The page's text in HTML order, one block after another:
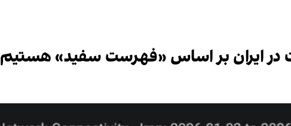
در ایران بر اساس «فهرست سفید» هستیم